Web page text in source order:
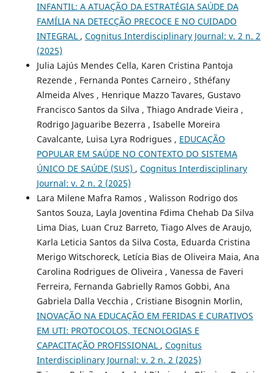
INFANTIL: A ATUAÇÃO DA ESTRATÉGIA SAÚDE DA
FAMÍLIA NA DETECÇÃO PRECOCE E NO CUIDADO
INTEGRAL , Cognitus Interdisciplinary Journal: v. 2 n. 2
(2025)
Julia Lajús Mendes Cella, Karen Cristina Pantoja
Rezende , Fernanda Pontes Carneiro , Sthéfany
Almeida Alves , Henrique Mazzo Tavares, Gustavo
Francisco Santos da Silva , Thiago Andrade Vieira ,
Rodrigo Jaguaribe Bezerra , Isabelle Moreira
Cavalcante, Luisa Lyra Rodrigues , EDUCAÇÃO
POPULAR EM SAÚDE NO CONTEXTO DO SISTEMA
ÚNICO DE SAÚDE (SUS) , Cognitus Interdisciplinary
Journal: v. 2 n. 2 (2025)
Lara Milene Mafra Ramos , Walisson Rodrigo dos
Santos Souza, Layla Joventina Fdima Chehab Da Silva
Lima Dias, Luan Cruz Barreto, Tiago Alves de Araujo,
Karla Leticia Santos da Silva Costa, Eduarda Cristina
Merigo Witschoreck, Letícia Bias de Oliveira Maia, Ana
Carolina Rodrigues de Oliveira , Vanessa de Faveri
Ferreira, Fernanda Gabrielly Ramos Gobbi, Ana
Gabriela Dalla Vecchia , Cristiane Bisognin Morlin,
INOVAÇÃO NA EDUCAÇÃO EM FERIDAS E CURATIVOS
EM UTI: PROTOCOLOS, TECNOLOGIAS E
CAPACITAÇÃO PROFISSIONAL , Cognitus
Interdisciplinary Journal: v. 2 n. 2 (2025)